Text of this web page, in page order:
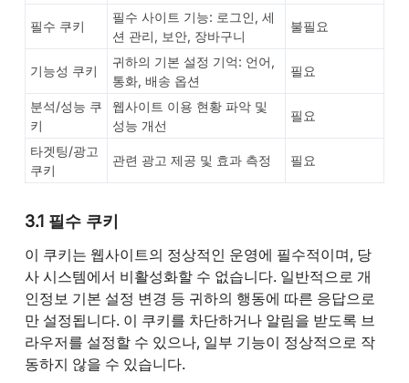
필수 쿠키
필수 사이트 기능: 로그인, 세
션 관리, 보안, 장바구니
불필요
기능성 쿠키
귀하의 기본 설정 기억: 언어,
통화, 배송 옵션
필요
분석/성능 쿠
키
웹사이트 이용 현황 파악 및
성능 개선
필요
타겟팅/광고
쿠키
관련 광고 제공 및 효과 측정 필요
3.1 필수 쿠키
이 쿠키는 웹사이트의 정상적인 운영에 필수적이며, 당
사 시스템에서 비활성화할 수 없습니다. 일반적으로 개
인정보 기본 설정 변경 등 귀하의 행동에 따른 응답으로
만 설정됩니다. 이 쿠키를 차단하거나 알림을 받도록 브
라우저를 설정할 수 있으나, 일부 기능이 정상적으로 작
동하지 않을 수 있습니다.